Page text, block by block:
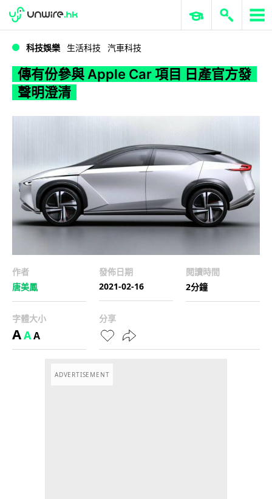
WWDC 2026 ERP 與商業 AI
科技娛樂 生活科技 汽車科技
傳有份參與 Apple Car 項目 日產官方發
聲明澄清
作者
唐美鳳
發佈日期
2021-02-16
閱讀時間
2分鐘
字體大小
AAA
分享
ADVERTISEMENT